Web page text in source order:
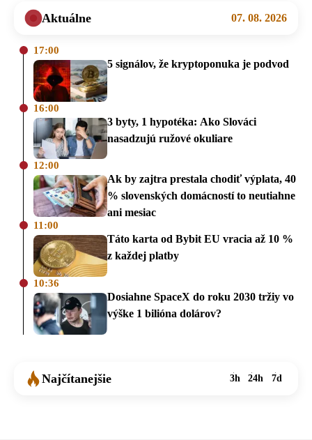
Aktuálne 07. 08. 2026
17:00
5 signálov, že kryptoponuka je podvod
16:00
3 byty, 1 hypotéka: Ako Slováci
nasadzujú ružové okuliare
12:00
Ak by zajtra prestala chodiť výplata, 40
% slovenských domácností to neutiahne
ani mesiac
11:00
Táto karta od Bybit EU vracia až 10 %
z každej platby
10:36
Dosiahne SpaceX do roku 2030 tržiy vo
výške 1 bilióna dolárov?
Najčítanejšie 3h 24h 7d